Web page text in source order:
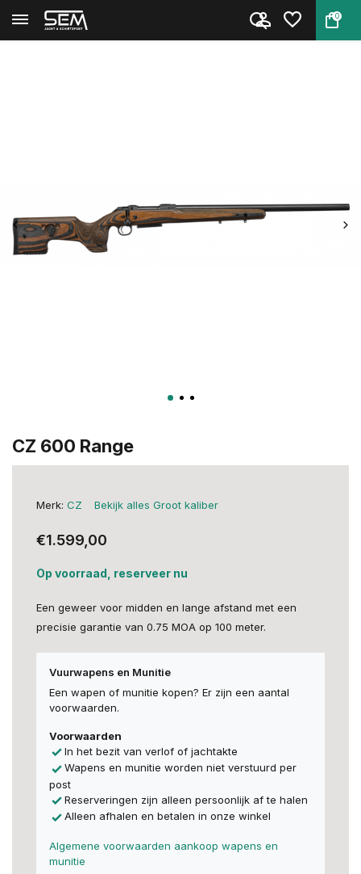
0
Terug Home
CZ 600 Range
Merk: CZ Bekijk alles Groot kaliber
€1.599,00
Op voorraad, reserveer nu
Een geweer voor midden en lange afstand met een
precisie garantie van 0.75 MOA op 100 meter.
Vuurwapens en Munitie
Een wapen of munitie kopen? Er zijn een aantal
voorwaarden.
Voorwaarden
In het bezit van verlof of jachtakte
Wapens en munitie worden niet verstuurd per
post
Reserveringen zijn alleen persoonlijk af te halen
Alleen afhalen en betalen in onze winkel
Algemene voorwaarden aankoop wapens en
munitie